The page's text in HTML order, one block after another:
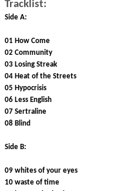
Tracklist:
Side A:
01 How Come
02 Community
03 Losing Streak
04 Heat of the Streets
05 Hypocrisis
06 Less English
07 Sertraline
08 Blind
Side B:
09 whites of your eyes
10 waste of time